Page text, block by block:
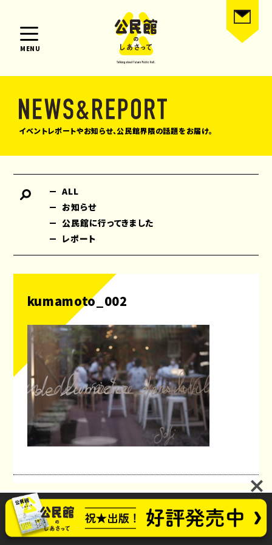
MENU
イベントレポートやお知らせ、公民館界隈の話題をお届け。
ALL
お知らせ
公民館に行ってきました
レポート
kumamoto_002
公民館のしあさってプロジェクト お問い合わせ
future_kominkan